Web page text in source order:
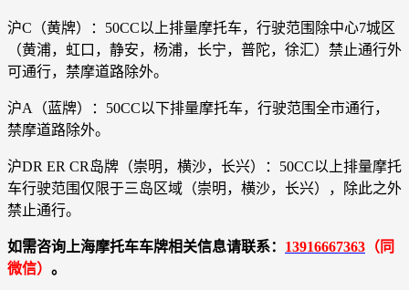
沪C（黄牌）：50CC以上排量摩托车，行驶范围除中心7城区
（黄浦，虹口，静安，杨浦，长宁，普陀，徐汇）禁止通行外
可通行，禁摩道路除外。
沪A（蓝牌）：50CC以下排量摩托车，行驶范围全市通行，
禁摩道路除外。
沪DR ER CR岛牌（崇明，横沙，长兴）：50CC以上排量摩托
车行驶范围仅限于三岛区域（崇明，横沙，长兴），除此之外
禁止通行。
如需咨询上海摩托车车牌相关信息请联系： 13916667363 （同
微信） 。